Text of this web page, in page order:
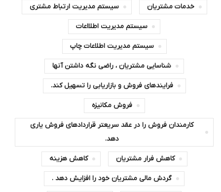
خدمات مشتریان سیستم مدیریت ارتباط مشتری
سیستم مدیریت اطلااعات
سیستم مدیریت اطلاعات چاپ
شناسایی مشتریان ، راضی نگه داشتن آنها
فرایندهای فروش و بازاریابی را تسهیل کند.
فروش مکانیزه
کارمندان فروش را در عقد سریعتر قراردادهای فروش یاری
دهد.
کاهش فرار مشتریان کاهش هزینه
گردش مالی مشتریان خود را افزایش دهد .